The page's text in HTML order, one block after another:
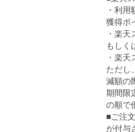
・利
獲得ポ
・楽
もしく
・楽
ただし
減額の
期間限
の順で
■ご注
が付与